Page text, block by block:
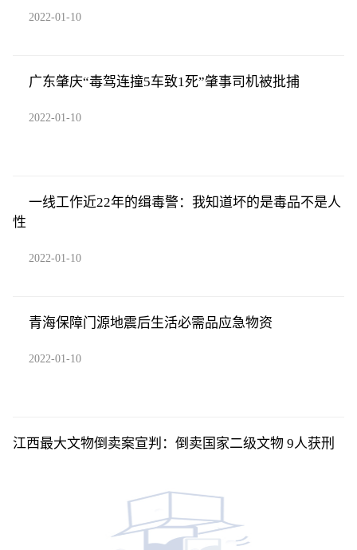
2022-01-10
广东肇庆“毒驾连撞5车致1死”肇事司机被批捕
2022-01-10
一线工作近22年的缉毒警：我知道坏的是毒品不是人
性
2022-01-10
青海保障门源地震后生活必需品应急物资
2022-01-10
江西最大文物倒卖案宣判：倒卖国家二级文物 9人获刑